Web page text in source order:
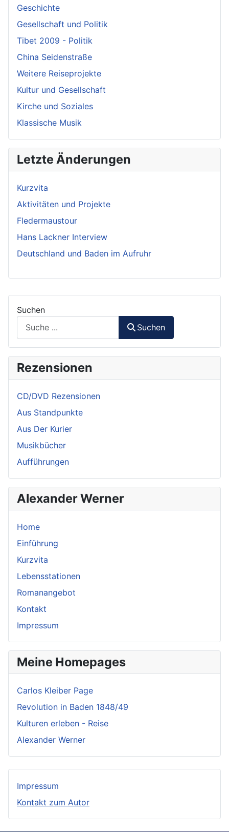
Suchen
Suchen
Rezensionen
CD/DVD Rezensionen
Aus Standpunkte
Aus Der Kurier
Musikbücher
Aufführungen
Alexander Werner
Home
Einführung
Kurzvita
Lebensstationen
Romanangebot
Kontakt
Impressum
Meine Homepages
Carlos Kleiber Page
Revolution in Baden 1848/49
Kulturen erleben - Reise
Alexander Werner
Geschichte
Gesellschaft und Politik
Tibet 2009 - Politik
China Seidenstraße
Weitere Reiseprojekte
Kultur und Gesellschaft
Kirche und Soziales
Klassische Musik
Letzte Änderungen
Kurzvita
Aktivitäten und Projekte
Fledermaustour
Hans Lackner Interview
Deutschland und Baden im Aufruhr
Impressum
Kontakt zum Autor